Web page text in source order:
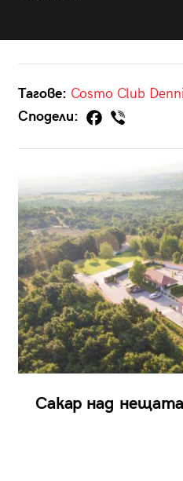
Тагове: Cosmo Club
Сподели:
Сакар над нещата